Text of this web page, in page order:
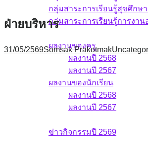
กลุ่มสาระการเรียนรู้สุขศึกษ
กลุ่มสาระการเรียนรู้การงาน
ผลงานของครู
ผลงานปี 2568
ผลงานปี 2567
ผลงานของนักเรียน
ผลงานปี 2568
ผลงานปี 2567
ข่าวกิจกรรมปี 2569
ฝ่ายบริหาร
31/05/2569Somsak Prakotmak